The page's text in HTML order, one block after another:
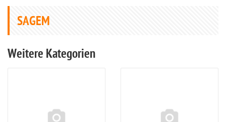
SAGEM
Weitere Kategorien